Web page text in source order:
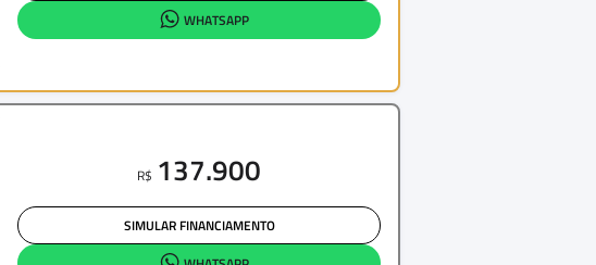
WHATSAPP
R$ 137.900
SIMULAR FINANCIAMENTO